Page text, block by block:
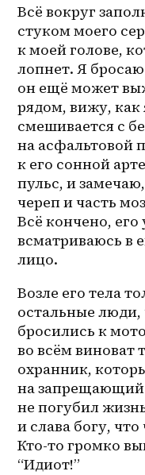
Всё вокруг
стуком моего
к моей голове,
лопнет. Я
он ещё может
рядом, вижу, как
смешивается с
на асфальтовой
к его сонной
пульс, и
череп и часть
Всё кончено, его
всматриваюсь в
лицо.
Возле его тела
остальные
бросились к
во всём виноват
охранник,
на запрещающий
не погубил
и слава богу,
Кто-то громко
“Идиот!”